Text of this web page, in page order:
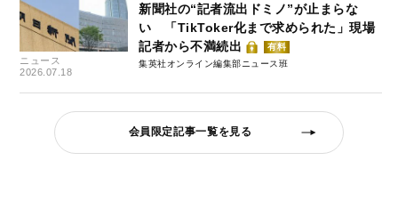
ニュース
2026.07.18
新聞社の“記者流出ドミノ”が止まらな
い 「TikToker化まで求められた」現場
記者から不満続出
有料
集英社オンライン編集部ニュース班
会員限定記事一覧を見る